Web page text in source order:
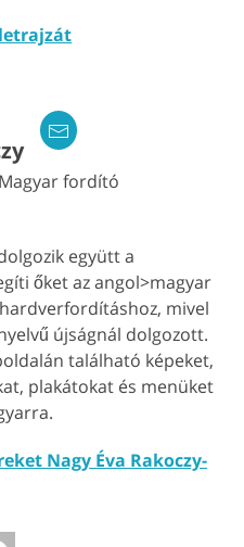
fordító
együtt a
őket az angol>magyar
mivel
újságnál dolgozott.
található képeket,
plakátokat és menüket
Nagy Éva Rakoczy-